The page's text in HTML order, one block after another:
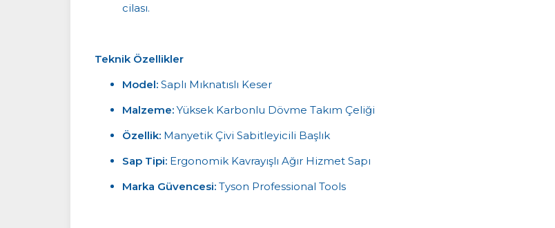
cilası.
Teknik Özellikler
Model: Saplı Mıknatıslı Keser
Malzeme: Yüksek Karbonlu Dövme Takım Çeliği
Özellik: Manyetik Çivi Sabitleyicili Başlık
Sap Tipi: Ergonomik Kavrayışlı Ağır Hizmet Sapı
Marka Güvencesi: Tyson Professional Tools